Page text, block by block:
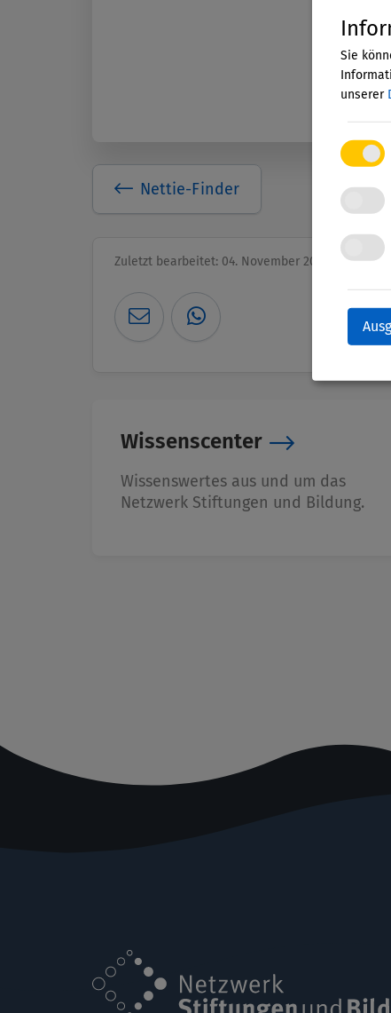
Sie
unserer
Nettie-Finder
Zuletzt bearbeitet: 04. November 2025
Wissenscenter
Wissenswertes aus und um das
Netzwerk Stiftungen und Bildung.